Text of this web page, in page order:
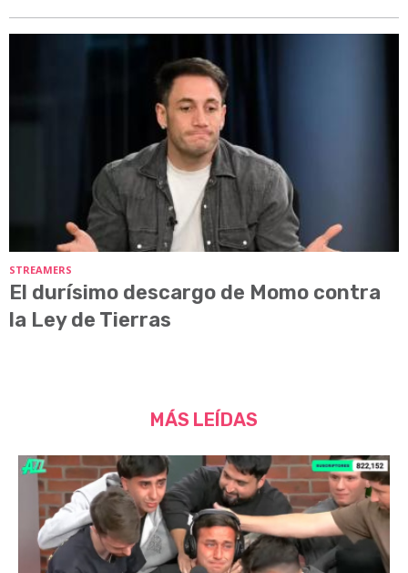
STREAMERS
El durísimo descargo de Momo contra
la Ley de Tierras
MÁS LEÍDAS